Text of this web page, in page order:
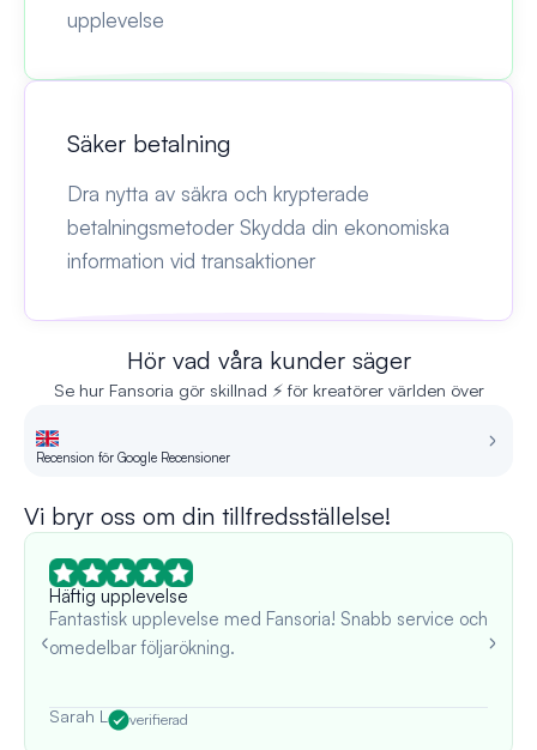
upplevelse
Säker betalning
Dra nytta av säkra och krypterade
betalningsmetoder Skydda din ekonomiska
information vid transaktioner
Hör vad våra kunder säger
Se hur Fansoria gör skillnad ⚡ för kreatörer världen över
Recension för Google Recensioner
Vi bryr oss om din tillfredsställelse!
Häftig upplevelse
Fantastisk upplevelse med Fansoria! Snabb service och
omedelbar följarökning.
Sarah L verifierad